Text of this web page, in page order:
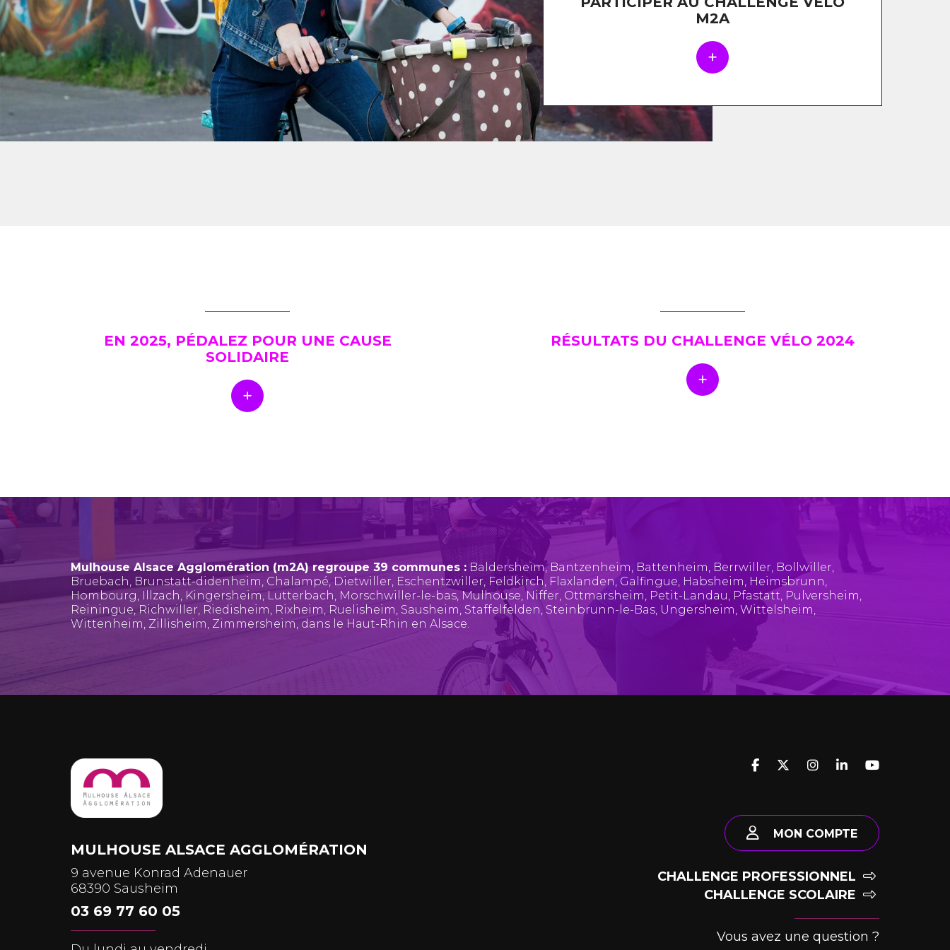
M2A
EN 2025, PÉDALEZ POUR UNE CAUSE
SOLIDAIRE
RÉSULTATS DU CHALLENGE VÉLO 2024
Mulhouse Alsace Agglomération (m2A) regroupe 39 communes : Baldersheim, Bantzenheim, Battenheim, Berrwiller, Bollwiller,
Bruebach, Brunstatt-didenheim, Chalampé, Dietwiller, Eschentzwiller, Feldkirch, Flaxlanden, Galfingue, Habsheim, Heimsbrunn,
Hombourg, Illzach, Kingersheim, Lutterbach, Morschwiller-le-bas,Mulhouse, Niffer, Ottmarsheim, Petit-Landau, Pfastatt, Pulversheim,
Reiningue, Richwiller, Riedisheim, Rixheim, Ruelisheim, Sausheim, Staffelfelden, Steinbrunn-le-Bas, Ungersheim, Wittelsheim,
Wittenheim, Zillisheim, Zimmersheim, dans le Haut-Rhin en Alsace.
MULHOUSE ALSACE AGGLOMÉRATION
9 avenue Konrad Adenauer
68390 Sausheim
03 69 77 60 05
MON COMPTE
CHALLENGE PROFESSIONNEL
CHALLENGE SCOLAIRE
Vous avez une question ?